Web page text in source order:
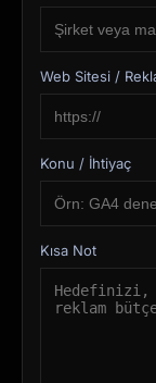
Web Sitesi /
Konu / İhtiyaç
Kısa Not